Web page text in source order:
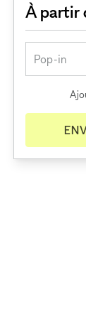
À partir